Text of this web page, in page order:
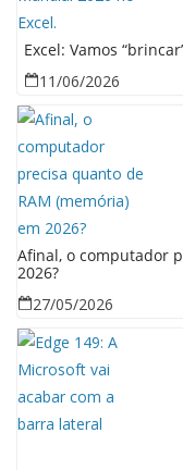
Excel: Vamos
11/06/2026
Afinal, o computador
2026?
27/05/2026